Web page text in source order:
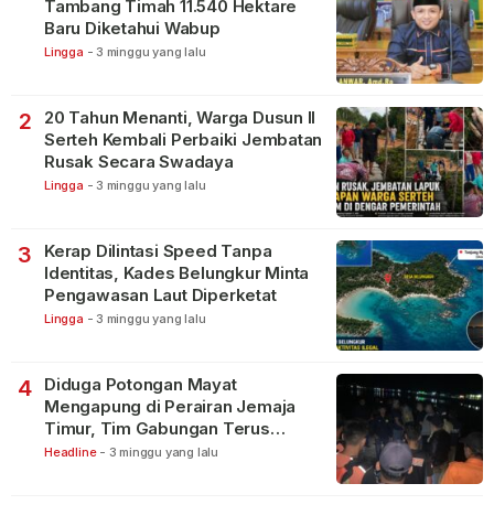
Tambang Timah 11.540 Hektare
Baru Diketahui Wabup
Lingga - 3 minggu yang lalu
2
20 Tahun Menanti, Warga Dusun II
Serteh Kembali Perbaiki Jembatan
Rusak Secara Swadaya
Lingga - 3 minggu yang lalu
3
Kerap Dilintasi Speed Tanpa
Identitas, Kades Belungkur Minta
Pengawasan Laut Diperketat
Lingga - 3 minggu yang lalu
4
Diduga Potongan Mayat
Mengapung di Perairan Jemaja
Timur, Tim Gabungan Terus
Lakukan Pencarian
Headline - 3 minggu yang lalu